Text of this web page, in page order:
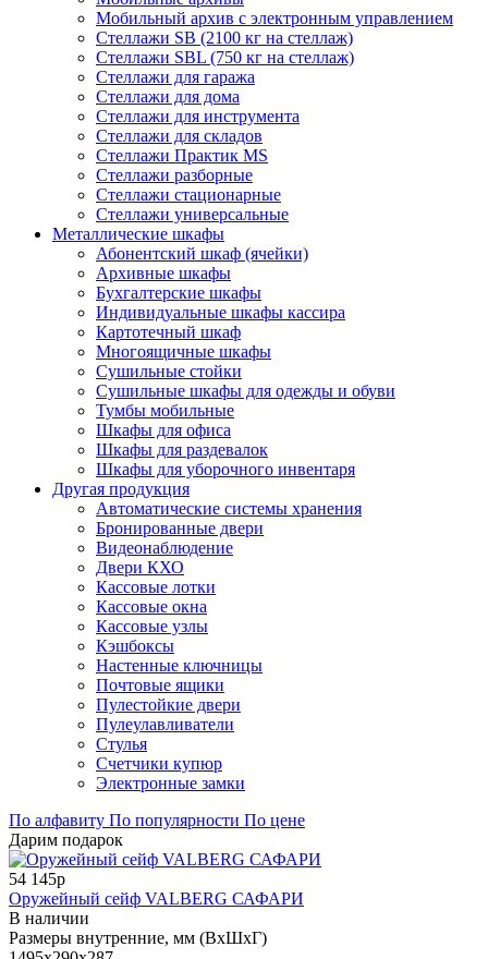
Мобильный архив с электронным управлением
Стеллажи SB (2100 кг на стеллаж)
Стеллажи SBL (750 кг на стеллаж)
Стеллажи для гаража
Стеллажи для дома
Стеллажи для инструмента
Стеллажи для складов
Стеллажи Практик MS
Стеллажи разборные
Стеллажи стационарные
Стеллажи универсальные
Металлические шкафы
Абонентский шкаф (ячейки)
Архивные шкафы
Бухгалтерские шкафы
Индивидуальные шкафы кассира
Картотечный шкаф
Многоящичные шкафы
Сушильные стойки
Сушильные шкафы для одежды и обуви
Тумбы мобильные
Шкафы для офиса
Шкафы для раздевалок
Шкафы для уборочного инвентаря
Другая продукция
Автоматические системы хранения
Бронированные двери
Видеонаблюдение
Двери КХО
Кассовые лотки
Кассовые окна
Кассовые узлы
Кэшбоксы
Настенные ключницы
Почтовые ящики
Пулестойкие двери
Пулеулавливатели
Стулья
Счетчики купюр
Электронные замки
По алфавиту По популярности По цене
Дарим подарок
54 145р
Оружейный сейф VALBERG САФАРИ
В наличии
Размеры внутренние, мм (ВхШхГ)